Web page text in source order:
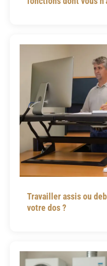
Travailler assis ou
votre dos ?